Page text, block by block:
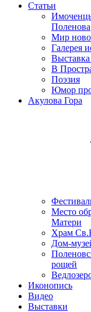
Статьи
Поленова
Мир
Галерея
В
Поэзия
Юмор
Акулова Гора
Место
Матери
Храм
Дом-
рощей
Иконопись
Видео
Выставки